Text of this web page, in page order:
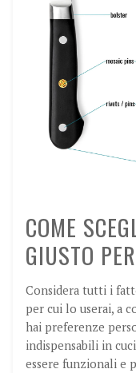
COME
GIUSTO
Considera tutti i
per cui lo userai, a
hai preferenze
indispensabili in
essere funzionali e